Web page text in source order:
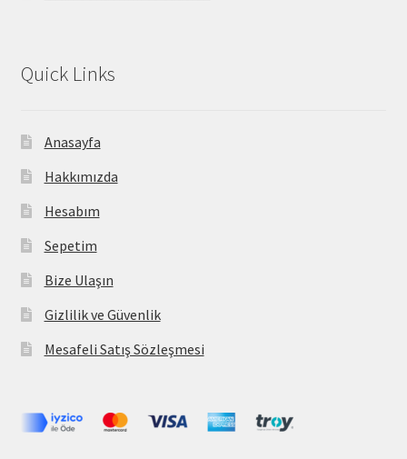
Quick Links
Anasayfa
Hakkımızda
Hesabım
Sepetim
Bize Ulaşın
Gizlilik ve Güvenlik
Mesafeli Satış Sözleşmesi